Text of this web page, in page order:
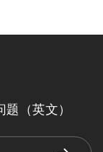
（英文）